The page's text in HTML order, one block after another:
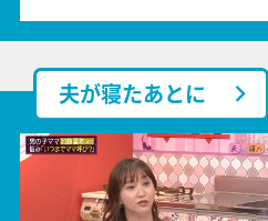
夫が寝たあとに